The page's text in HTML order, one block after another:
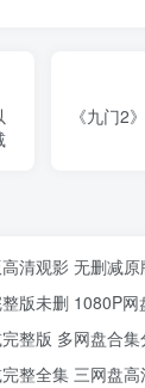
《九门2
清观影 无删减
版未删 1080P网
整版 多网盘合集
整全集 三网盘